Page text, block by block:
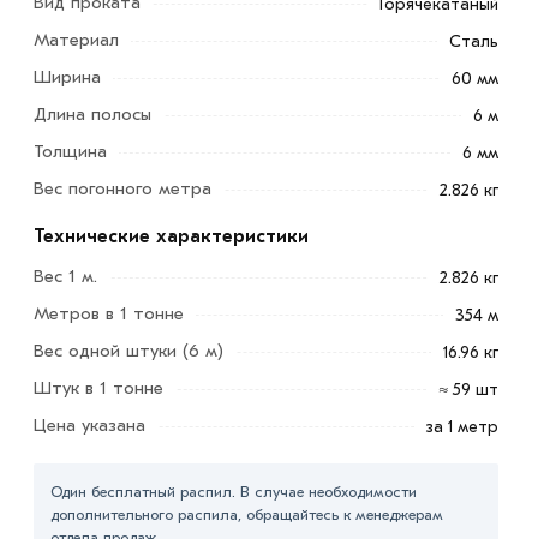
Полоса 60х6 мм широко используется в различных
отраслях промышленности. Она находит применение в
металлических конструкций, автомобильной
промышленности и других областях.
Благодаря своей прочности, устойчивости к коррозии
и возможности легкой обработки, стальная полоса
60х4 мм является неотъемлемым компонентом в
Для приобретения данной позиции, кликните мышкой
«Добавить в корзину»
Материал Сталь
Ширина 60 мм
Длина полосы 6 м
Толщина 6 мм
Вес погонного метра 2.826 кг
Технические характеристики
Вес 1 м.
2.826 кг
Метров в 1 тонне 354 м
Вес одной штуки (6 м) 16.96 кг
Штук в 1 тонне ≈ 59 шт
Цена указана за 1 метр
Один бесплатный распил. В случае необходимости
дополнительного распила, обращайтесь к менеджерам